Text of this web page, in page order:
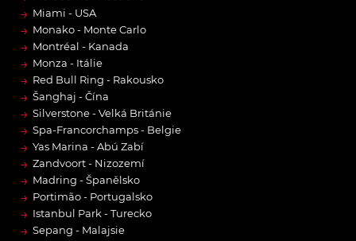
→ Miami - USA
→ Monako - Monte Carlo
→ Montréal - Kanada
→ Monza - Itálie
→ Red Bull Ring - Rakousko
→ Šanghaj - Čína
→ Silverstone - Velká Británie
→ Spa-Francorchamps - Belgie
→ Yas Marina - Abú Zabí
→ Zandvoort - Nizozemí
→ Madring - Španělsko
→ Portimão - Portugalsko
→ Istanbul Park - Turecko
→ Sepang - Malajsie